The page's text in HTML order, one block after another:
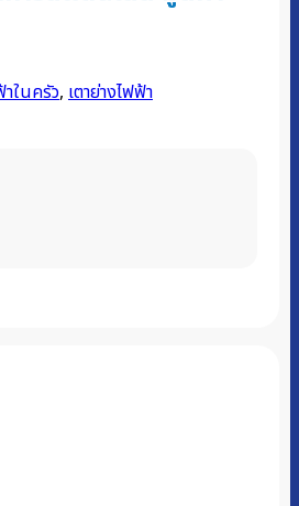
ในครัว, เตาย่างไฟฟ้า